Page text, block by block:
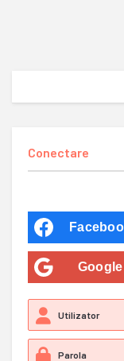
Conectare
Google